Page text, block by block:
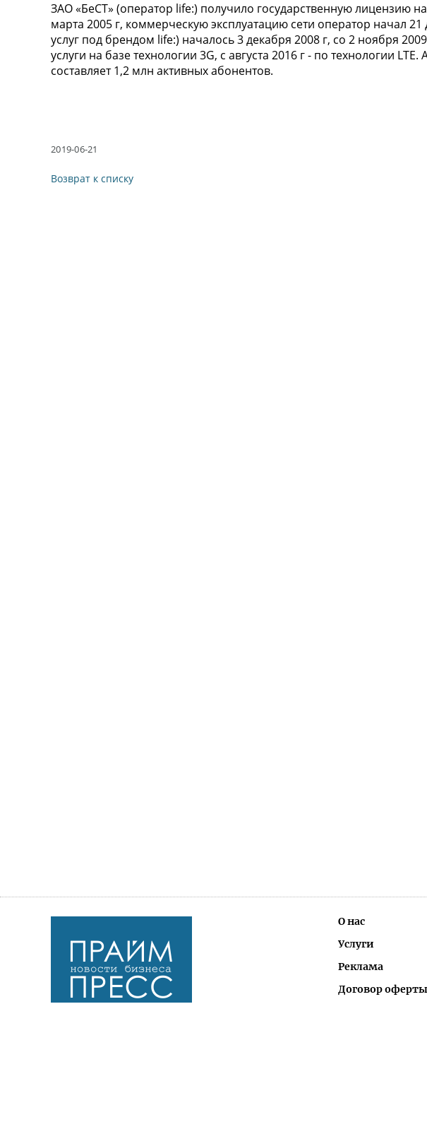
ЗАО «БеСТ» (оператор life:) получило государственную лицензию на
марта 2005 г, коммерческую эксплуатацию сети оператор начал 21
услуг под брендом life:) началось 3 декабря 2008 г, со 2 ноября
услуги на базе технологии 3G, с августа 2016 г - по технологии
составляет 1,2 млн активных абонентов.
2019-06-21
Возврат к списку
О нас
Услуги
Реклама
Договор оферты